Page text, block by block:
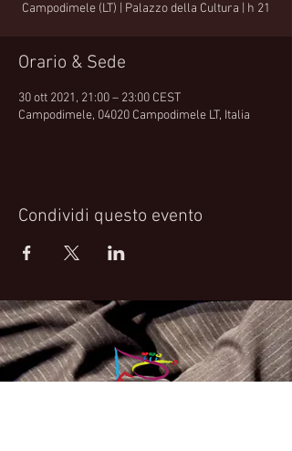
Campodimele (LT) | Palazzo della Cultura | h 21
Orario & Sede
30 ott 2021, 21:00 – 23:00 CEST
Campodimele, 04020 Campodimele LT, Italia
Condividi questo evento